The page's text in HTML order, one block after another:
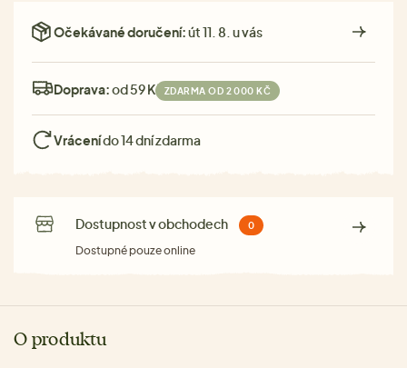
Očekávané doručení:út 11. 8. u vás
Doprava:od 59 Kč ZDARMA OD 2 000 KČ
Vrácenído 14 dní zdarma
Dostupnost v obchodech 0
Dostupné pouze online
O produktu